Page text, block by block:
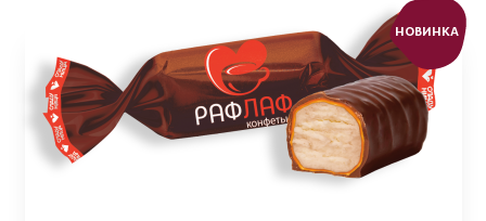
НОВИНКА